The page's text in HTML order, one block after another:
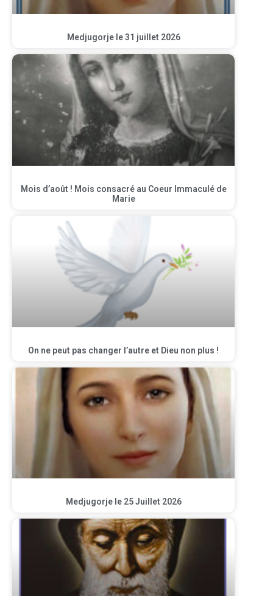
Medjugorje le 31 juillet 2026
Mois d’août ! Mois consacré au Coeur Immaculé de
Marie
On ne peut pas changer l’autre et Dieu non plus !
Medjugorje le 25 Juillet 2026